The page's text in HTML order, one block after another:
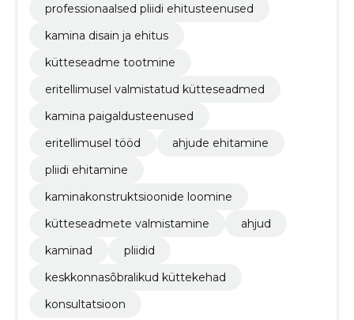
professionaalsed pliidi ehitusteenused
kamina disain ja ehitus
kütteseadme tootmine
eritellimusel valmistatud kütteseadmed
kamina paigaldusteenused
eritellimusel tööd
ahjude ehitamine
pliidi ehitamine
kaminakonstruktsioonide loomine
kütteseadmete valmistamine
ahjud
kaminad
pliidid
keskkonnasõbralikud küttekehad
konsultatsioon